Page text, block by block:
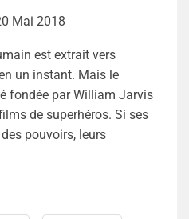
Mai 2018
est extrait vers
un instant. Mais le
fondée par William Jarvis
de superhéros. Si ses
pouvoirs, leurs